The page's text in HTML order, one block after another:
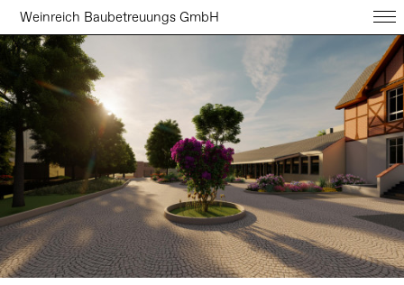
Weinreich Baubetreuungs GmbH